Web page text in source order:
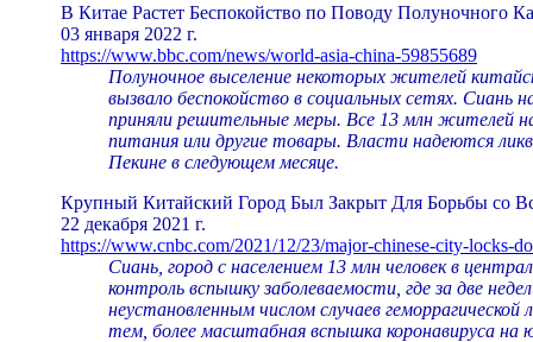
В Китае Растет Беспокойство по Поводу Полуночного
03 января 2022 г.
https://www.bbc.com/news/world-asia-china-59855689
Полуночное выселение некоторых жителей
вызвало беспокойство в социальных сетях.
приняли решительные меры. Все 13 млн жителей
питания или другие товары. Власти надеются
Пекине в следующем месяце.
Крупный Китайский Город Был Закрыт Для Борьбы со
22 декабря 2021 г.
https://www.cnbc.com/2021/12/23/major-chinese-city-locks-
Сиань, город с населением 13 млн человек в
контроль вспышку заболеваемости, где за две
неустановленным числом случаев
тем, более масштабная вспышка коронавируса на